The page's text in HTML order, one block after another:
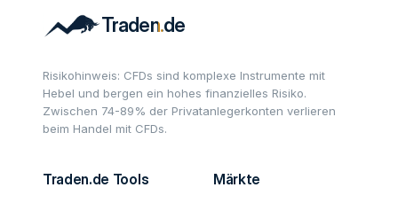
Risikohinweis: CFDs sind komplexe Instrumente mit
Hebel und bergen ein hohes finanzielles Risiko.
Zwischen 74-89% der Privatanlegerkonten verlieren
beim Handel mit CFDs.
Traden.de Tools Märkte